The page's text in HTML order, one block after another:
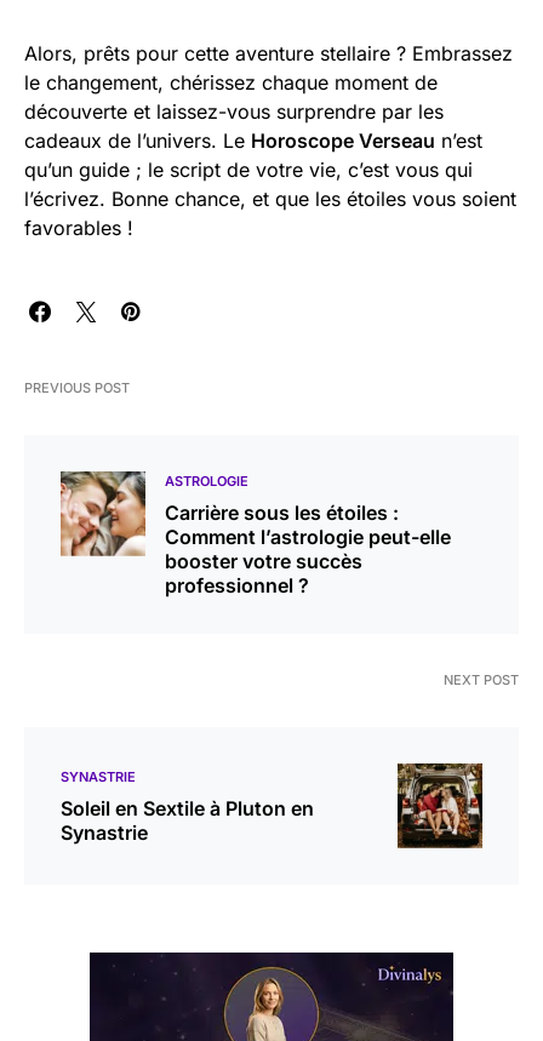
Alors, prêts pour cette aventure stellaire ? Embrassez
le changement, chérissez chaque moment de
découverte et laissez-vous surprendre par les
cadeaux de l’univers. Le Horoscope Verseau n’est
qu’un guide ; le script de votre vie, c’est vous qui
l’écrivez. Bonne chance, et que les étoiles vous soient
favorables !
PREVIOUS POST
ASTROLOGIE
Carrière sous les étoiles :
Comment l’astrologie peut-elle
booster votre succès
professionnel ?
NEXT POST
SYNASTRIE
Soleil en Sextile à Pluton en
Synastrie